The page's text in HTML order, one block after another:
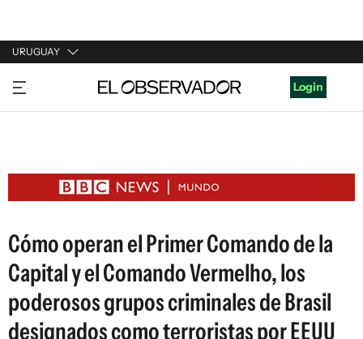
URUGUAY
URUGUAY
ARGENTINA
ESTADOS UNIDOS
Login
Cómo operan el Primer Comando de la
Capital y el Comando Vermelho, los
poderosos grupos criminales de Brasil
designados como terroristas por EEUU